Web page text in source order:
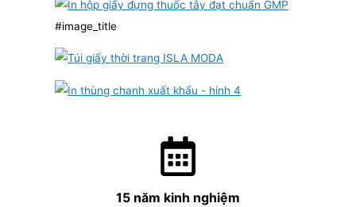
#image_title
15 năm kinh nghiệm